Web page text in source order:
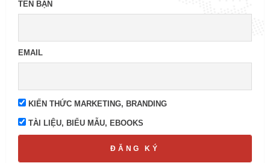
TÊN BẠN
EMAIL
KIẾN THỨC MARKETING, BRANDING
TÀI LIỆU, BIỂU MẪU, EBOOKS
ĐĂNG KÝ